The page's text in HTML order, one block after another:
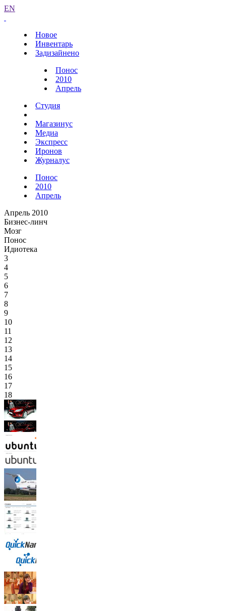
EN
Новое
Инвентарь
Задизайнено
Понос
2010
Апрель
Студия
Магазинус
Медиа
Экспресс
Иронов
Журналус
Понос
2010
Апрель
Апрель 2010
Бизнес-линч
Мозг
Понос
Идиотека
3
4
5
6
7
8
9
10
11
12
13
14
15
16
17
18